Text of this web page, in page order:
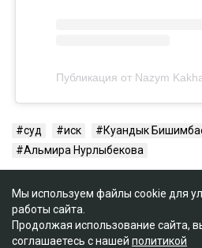
суд иск Куандык
Альмира Нурлыбекова
Мы используем файлы cookie для
работы сайта.
Продолжая использование сайта,
соглашаетесь с нашей политикой